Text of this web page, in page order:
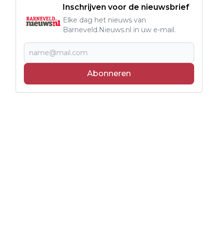
Inschrijven voor de nieuwsbrief
Elke dag het nieuws van
Barneveld.Nieuws.nl in uw e-mail.
Abonneren